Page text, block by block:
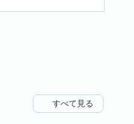
すべて見る